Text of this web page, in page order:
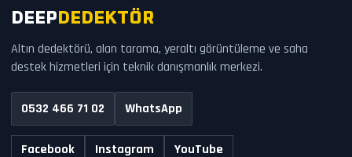
DEEP DEDEKTÖR
Altın dedektörü, alan tarama, yeraltı görüntüleme ve saha
destek hizmetleri için teknik danışmanlık merkezi.
0532 466 71 02 WhatsApp
Facebook Instagram YouTube